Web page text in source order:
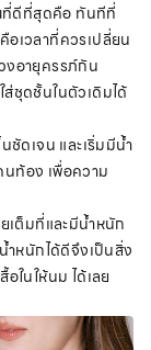
ดีที่สุดคือ ทันทีที่
เวลาที่ควรเปลี่ยน
งอายุครรภ์กัน
ชุดชั้นในตัวเดิมได้
ชัดเจน และเริ่มมีน้ำ
ท้อง เพื่อความ
เต็มที่และมีน้ำหนัก
หนักได้ดีจึงเป็นสิ่ง
ในให้นม ได้เลย